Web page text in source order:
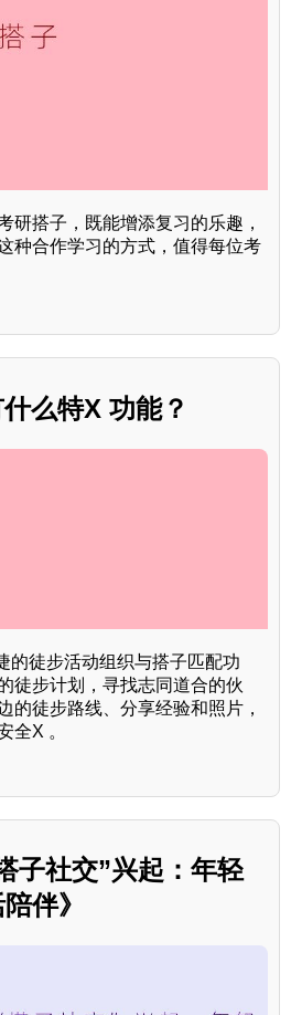
研搭子，既能增添复习的乐趣，
种合作学习的方式，值得每位考
么特X 功能？
的徒步活动组织与搭子匹配功
徒步计划，寻找志同道合的伙
的徒步路线、分享经验和照片，
全X 。
子社交”兴起：年轻
伴》